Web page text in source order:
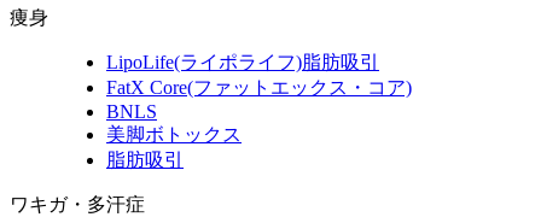
痩身
LipoLife(ライポライフ)脂肪吸引
FatX Core(ファットエックス・コア)
BNLS
美脚ボトックス
脂肪吸引
ワキガ・多汗症